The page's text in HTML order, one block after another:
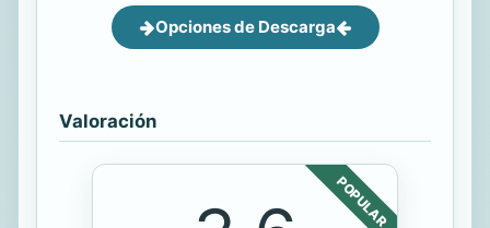
Opciones de Descarga
Valoración
POPULAR